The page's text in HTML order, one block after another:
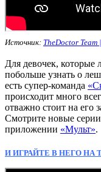
Источник: TheDoctor
Для девочек, которые
побольше узнать о
есть супер-команда
происходит много
отважно стоит на его
Смотрите новые
приложении «Мульт».
И ИГРАЙТЕ В НЕГО НА